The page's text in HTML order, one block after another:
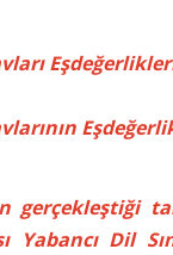
gerçekleştiği
Dil